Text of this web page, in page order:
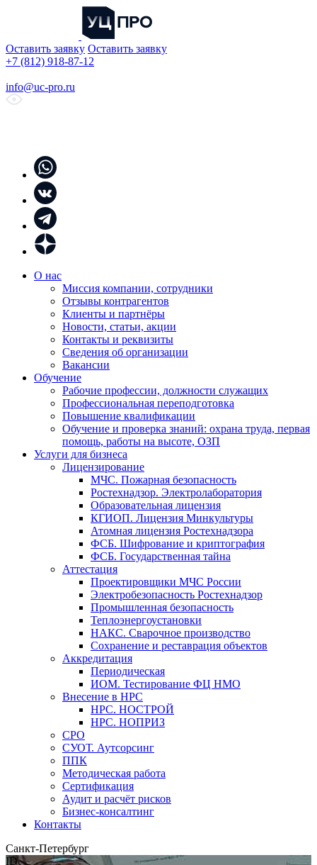
Оставить заявку Оставить заявку
+7 (812) 918-87-12
info@uc-pro.ru
О нас
Миссия компании, сотрудники
Отзывы контрагентов
Клиенты и партнёры
Новости, статьи, акции
Контакты и реквизиты
Сведения об организации
Вакансии
Обучение
Рабочие профессии, должности служащих
Профессиональная переподготовка
Повышение квалификации
Обучение и проверка знаний: охрана труда, первая
помощь, работы на высоте, ОЗП
Услуги для бизнеса
Лицензирование
МЧС. Пожарная безопасность
Ростехнадзор. Электролаборатория
Образовательная лицензия
КГИОП. Лицензия Минкультуры
Атомная лицензия Ростехнадзора
ФСБ. Шифрование и криптография
ФСБ. Государственная тайна
Аттестация
Проектировщики МЧС России
Электробезопасность Ростехнадзор
Промышленная безопасность
Теплоэнергоустановки
НАКС. Сварочное производство
Сохранение и реставрация объектов
Аккредитация
Периодическая
ИОМ. Тестирование ФЦ НМО
Внесение в НРС
НРС. НОСТРОЙ
НРС. НОПРИЗ
СРО
СУОТ. Аутсорсинг
ППК
Методическая работа
Сертификация
Аудит и расчёт рисков
Бизнес-консалтинг
Контакты
Санкт-Петербург
ID